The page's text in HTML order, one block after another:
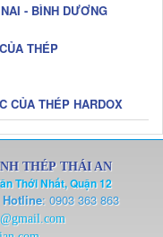
- BÌNH DƯƠNG
THÉP
CỦA THÉP HARDOX
THÉP THÁI AN
Thới Nhất, Quận 12
Hotline: 0903 363 863